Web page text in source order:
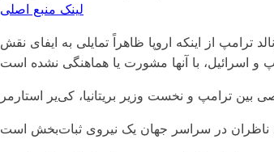
لینک منبع اصلی
ترامپ از اینکه اروپا ظاهراً تمایلی به ایفای نقش